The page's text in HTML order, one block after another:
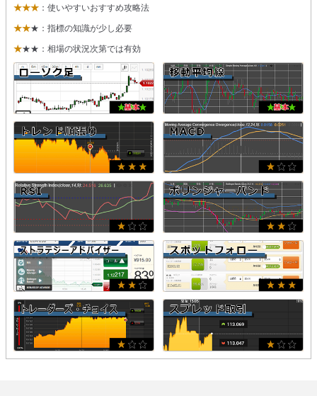
★★★ ：使いやすいおすすめ攻略法
★★★：指標の知識が少し必要
★★★：相場の状況次第では有効